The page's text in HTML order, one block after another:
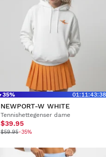
35% 01:11:43:37
NEWPORT-W WHITE
Tennishettegenser dame
$39.95
$59.95-35%